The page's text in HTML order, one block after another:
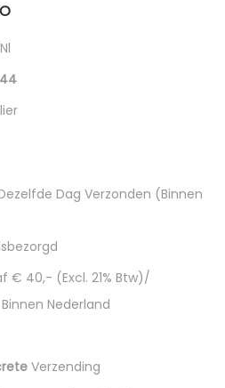
Dag Verzonden (binnen
€ 40,- (excl. 21% Btw)/
Binnen Nederland
Verzending